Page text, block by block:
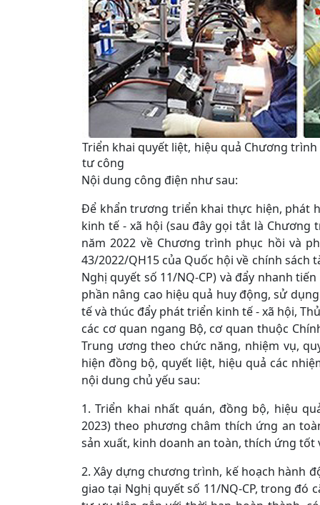
Triển khai quyết liệt, hiệu quả Chương
tư công
Nội dung công điện như sau:
Để khẩn trương triển khai thực hiện, phát
kinh tế - xã hội (sau đây gọi tắt là Chương
năm 2022 về Chương trình phục hồi và
43/2022/QH15 của Quốc hội về chính
Nghị quyết số 11/NQ-CP) và đẩy nhanh
phần nâng cao hiệu quả huy động, sử
tế và thúc đẩy phát triển kinh tế - xã hội,
các cơ quan ngang Bộ, cơ quan thuộc
Trung ương theo chức năng, nhiệm vụ,
hiện đồng bộ, quyết liệt, hiệu quả các
nội dung chủ yếu sau:
1. Triển khai nhất quán, đồng bộ, hiệu
2023) theo phương châm thích ứng an
sản xuất, kinh doanh an toàn, thích ứng
2. Xây dựng chương trình, kế hoạch hành
giao tại Nghị quyết số 11/NQ-CP, trong đó